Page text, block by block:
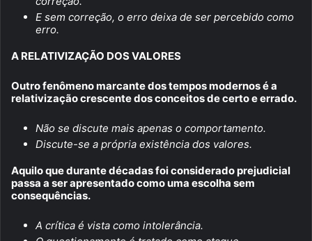
E sem correção, o erro deixa de ser percebido como
erro.
A RELATIVIZAÇÃO DOS VALORES
Outro fenômeno marcante dos tempos modernos é a
relativização crescente dos conceitos de certo e errado.
Não se discute mais apenas o comportamento.
Discute-se a própria existência dos valores.
Aquilo que durante décadas foi considerado prejudicial
passa a ser apresentado como uma escolha sem
consequências.
A crítica é vista como intolerância.